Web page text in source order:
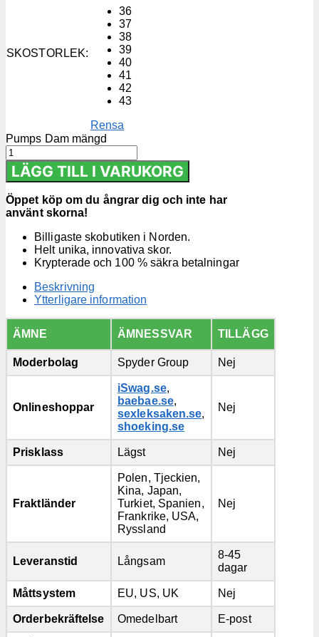
SKOSTORLEK:
36
37
38
39
40
41
42
43
Rensa
Pumps Dam mängd
LÄGG TILL I VARUKORG
Öppet köp om du ångrar dig och inte har
använt skorna!
Billigaste skobutiken i Norden.
Helt unika, innovativa skor.
Krypterade och 100 % säkra betalningar
Beskrivning
Ytterligare information
ÄMNE ÄMNESSVAR TILLÄGG
Moderbolag Spyder Group Nej
Onlineshoppar
iSwag.se,
baebae.se,
sexleksaken.se,
shoeking.se
Nej
Prisklass Lägst Nej
Fraktländer
Polen, Tjeckien,
Kina, Japan,
Turkiet, Spanien,
Frankrike, USA,
Ryssland
Nej
Leveranstid Långsam
8-45
dagar
Måttsystem EU, US, UK Nej
Orderbekräftelse Omedelbart E-post